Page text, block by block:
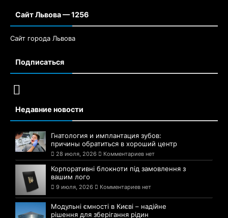
Сайт Львова — 1256
Сайт города Львова
Подписаться
Недавние новости
Гнатология и имплантация зубов:
причины обратиться в хороший центр
28 июля, 2026 Комментариев нет
Корпоративні блокноти під замовлення з
вашим лого
9 июля, 2026 Комментариев нет
Модульні ємності в Києві – надійне
рішення для зберігання рідин